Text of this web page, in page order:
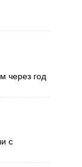
через год
с